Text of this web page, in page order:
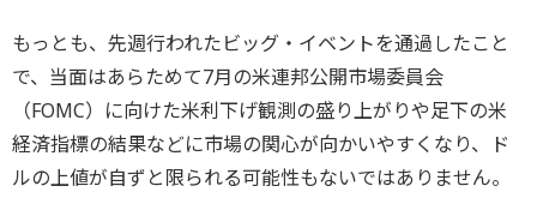
もっとも、先週行われたビッグ・イベントを通過したこと
で、当面はあらためて7月の米連邦公開市場委員会
（FOMC）に向けた米利下げ観測の盛り上がりや足下の米
経済指標の結果などに市場の関心が向かいやすくなり、ド
ルの上値が自ずと限られる可能性もないではありません。